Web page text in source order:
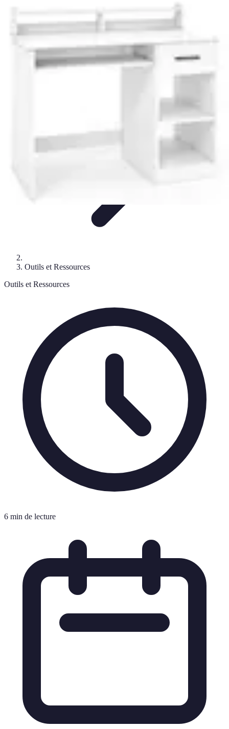
Sélection d'expertsDiagnostics
Informatiques
Informatique Expert
Outils et Ressources
Outils et Ressources
6 min de lecture